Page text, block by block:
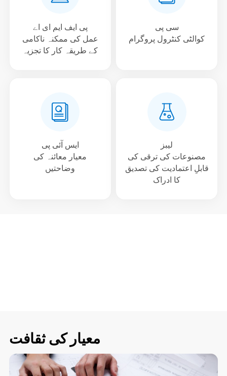
پی ایف ایم ای اے
عمل کی ممکنہ ناکامی
کے طریقہ کار کا تجزیہ
سی پی
کوالٹی کنٹرول پروگرام
ایس آئی پی
معیار معائنہ کی
وضاحتیں
لیبز
مصنوعات کی ترقی کی
قابلِ اعتمادیت کی تصدیق
کا ادراک
معیار کی ثقافت